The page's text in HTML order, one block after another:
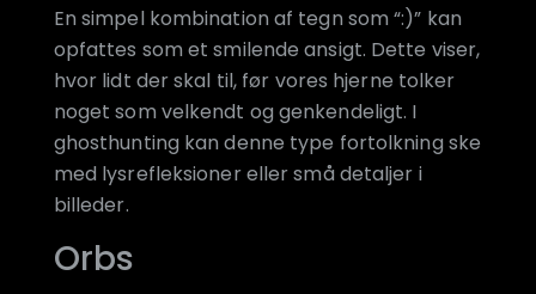
En simpel kombination af tegn som “:)” kan
opfattes som et smilende ansigt. Dette viser,
hvor lidt der skal til, før vores hjerne tolker
noget som velkendt og genkendeligt. I
ghosthunting kan denne type fortolkning ske
med lysrefleksioner eller små detaljer i
billeder.
Orbs